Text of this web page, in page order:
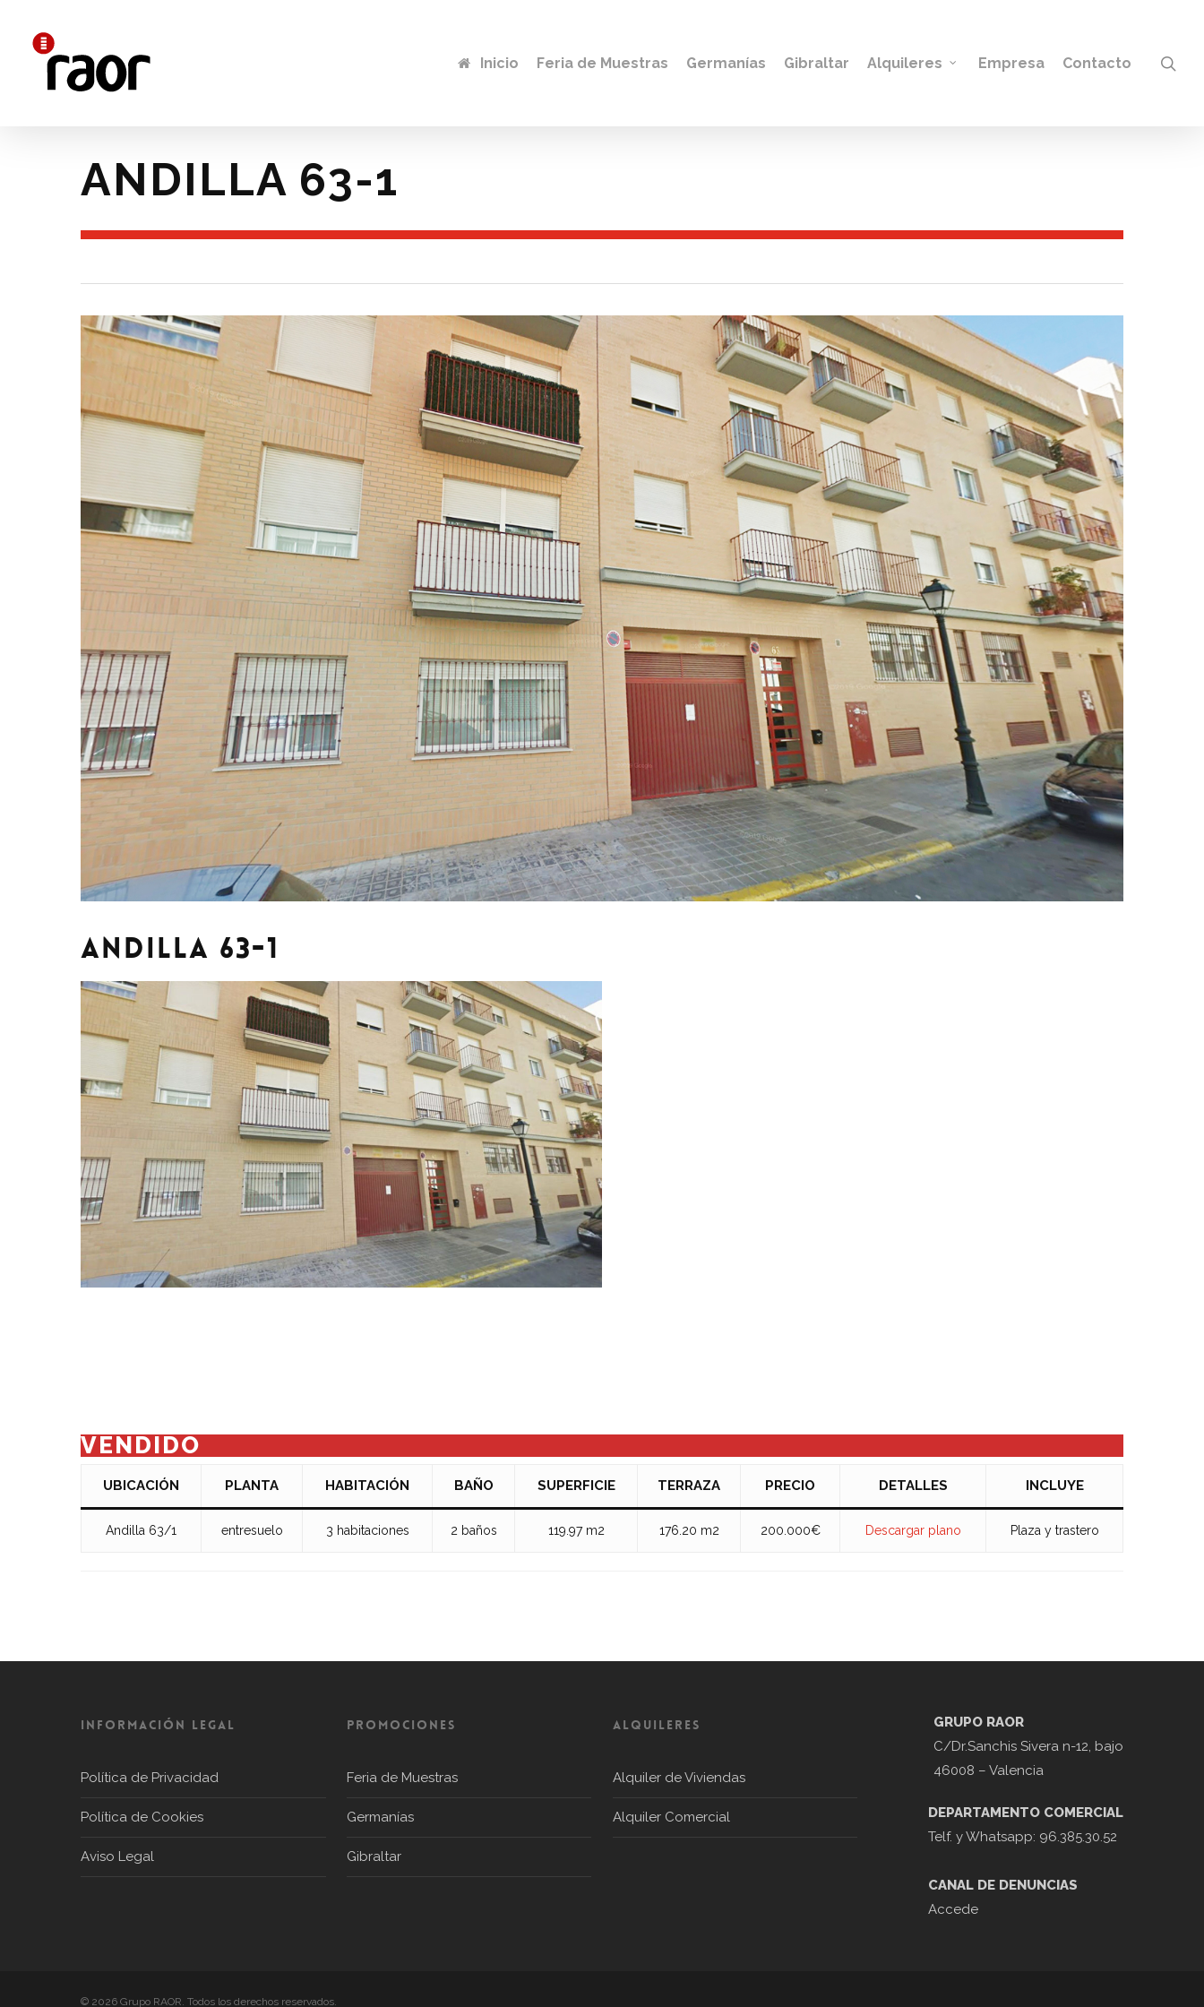
Inicio Feria de Muestras Germanías Gibraltar Alquileres Empresa Contacto
ANDILLA 63-1
ANDILLA 63-1
VENDIDO
UBICACIÓN PLANTA HABITACIÓN BAÑO SUPERFICIE TERRAZA PRECIO DETALLES INCLUYE
Andilla 63/1 entresuelo 3 habitaciones 2 baños 119.97 m2 176.20 m2 200.000€ Descargar plano Plaza y trastero
Información Legal
Política de Privacidad
Política de Cookies
Aviso Legal
PROMOCIONES
Feria de Muestras
Germanías
Gibraltar
ALQUILERES
Alquiler de Viviendas
Alquiler Comercial
GRUPO RAOR
C/Dr.Sanchis Sivera n-12, bajo
46008 – Valencia
DEPARTAMENTO COMERCIAL
Telf. y Whatsapp: 96.385.30.52
CANAL DE DENUNCIAS
Accede
© 2026 Grupo RAOR. Todos los derechos reservados.